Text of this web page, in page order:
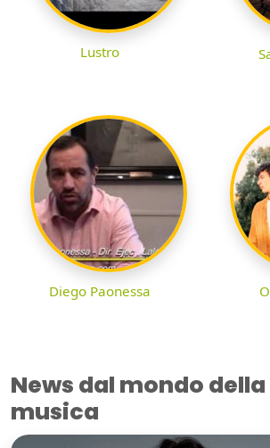
Lustro
Diego Paonessa
News dal mondo della
musica